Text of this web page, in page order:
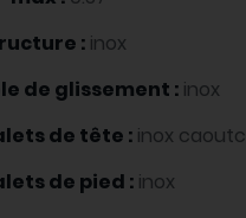
: inox
de glissement : inox
de tête : inox
de pied : inox